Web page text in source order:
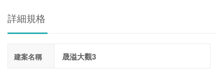
詳細規格
建案名稱 晟溢大觀3